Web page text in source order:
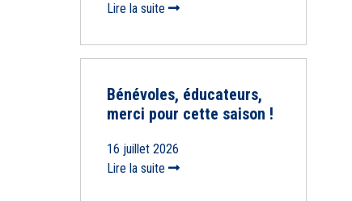
Lire la suite
Bénévoles, éducateurs,
merci pour cette saison !
16 juillet 2026
Lire la suite